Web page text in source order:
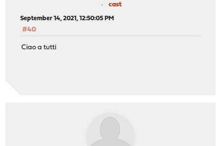
cast
September 14, 2021, 12:50:05 PM
#40
Ciao a tutti